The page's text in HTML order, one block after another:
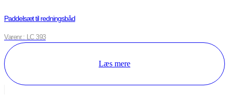
Paddelsæt til redningsbåd
Varenr.: LC 393
Læs mere